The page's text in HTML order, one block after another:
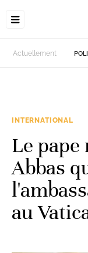
Actuellement
INTERNATIONAL
Le
Abbas
au